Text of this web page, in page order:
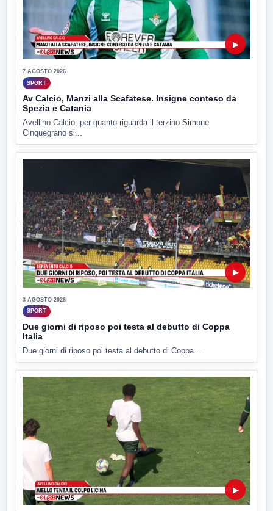
▶
7 AGOSTO 2026
SPORT
Av Calcio, Manzi alla Scafatese. Insigne conteso da
Spezia e Catania
Avellino Calcio, per quanto riguarda il terzino Simone
Cinquegrano si...
▶
3 AGOSTO 2026
SPORT
Due giorni di riposo poi testa al debutto di Coppa
Italia
Due giorni di riposo poi testa al debutto di Coppa...
▶